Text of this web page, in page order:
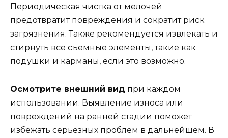
Периодическая чистка от мелочей
предотвратит повреждения и сократит риск
загрязнения. Также рекомендуется извлекать и
стирнуть все съемные элементы, такие как
подушки и карманы, если это возможно.
Осмотрите внешний вид при каждом
использовании. Выявление износа или
повреждений на ранней стадии поможет
избежать серьезных проблем в дальнейшем. В